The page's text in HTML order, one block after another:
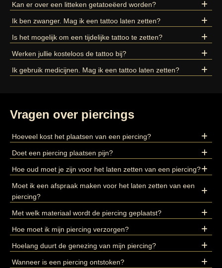
Kan er over een litteken getatoeëerd worden?
Ik ben zwanger. Mag ik een tattoo laten zetten?
Is het mogelijk om een tijdelijke tattoo te zetten?
Werken jullie kosteloos de tattoo bij?
Ik gebruik medicijnen. Mag ik een tattoo laten zetten?
Vragen over piercings
Hoeveel kost het plaatsen van een piercing?
Doet een piercing plaatsen pijn?
Hoe oud moet je zijn voor het laten zetten van een piercing?
Moet ik een afspraak maken voor het laten zetten van een
piercing?
Met welk materiaal wordt de piercing geplaatst?
Hoe moet ik mijn piercing verzorgen?
Hoelang duurt de genezing van mijn piercing?
Wanneer is een piercing ontstoken?